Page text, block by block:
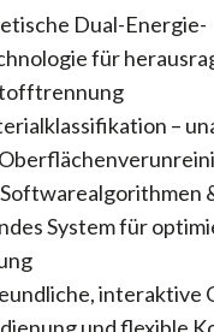
Dual-Energie-
für
–
System für
interaktive